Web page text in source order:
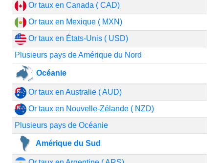
Or taux en Canada ( CAD)
Or taux en Mexique ( MXN)
Or taux en États-Unis ( USD)
Plusieurs pays de Amérique du Nord
Océanie
Or taux en Australie ( AUD)
Or taux en Nouvelle-Zélande ( NZD)
Plusieurs pays de Océanie
Amérique du Sud